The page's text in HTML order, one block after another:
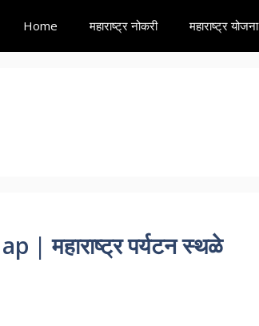
Home महाराष्ट्र नोकरी महाराष्ट्र योजना
महाराष्ट्र पर्यटन स्थळे